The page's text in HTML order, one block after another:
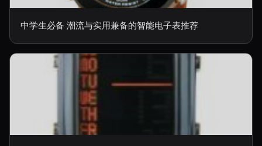
中学生必备 潮流与实用兼备的智能电子表推荐